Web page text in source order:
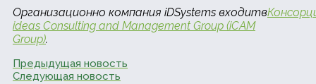
Организационно компания iDSystems входитв
ideas Consulting and Management Group (iCAM
Group).
Предыдущая новость
Следующая новость